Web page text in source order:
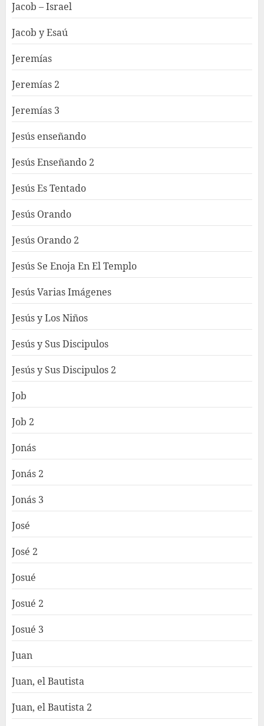
Jacob – Israel
Jacob y Esaú
Jeremías
Jeremías 2
Jeremías 3
Jesús enseñando
Jesús Enseñando 2
Jesús Es Tentado
Jesús Orando
Jesús Orando 2
Jesús Se Enoja En El Templo
Jesús Varias Imágenes
Jesús y Los Niños
Jesús y Sus Discipulos
Jesús y Sus Discipulos 2
Job
Job 2
Jonás
Jonás 2
Jonás 3
José
José 2
Josué
Josué 2
Josué 3
Juan
Juan, el Bautista
Juan, el Bautista 2